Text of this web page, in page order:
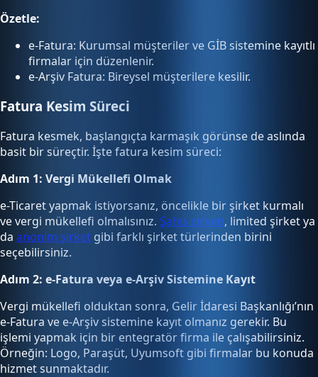
Özetle:
e-Fatura: Kurumsal müşteriler ve GİB sistemine kayıtlı
firmalar için düzenlenir.
e-Arşiv Fatura: Bireysel müşterilere kesilir.
Fatura Kesim Süreci
Fatura kesmek, başlangıçta karmaşık görünse de aslında
basit bir süreçtir. İşte fatura kesim süreci:
Adım 1: Vergi Mükellefi Olmak
e-Ticaret yapmak istiyorsanız, öncelikle bir şirket kurmalı
ve vergi mükellefi olmalısınız. Şahıs şirketi, limited şirket ya
da anonim şirket gibi farklı şirket türlerinden birini
seçebilirsiniz.
Adım 2: e-Fatura veya e-Arşiv Sistemine Kayıt
Vergi mükellefi olduktan sonra, Gelir İdaresi Başkanlığı’nın
e-Fatura ve e-Arşiv sistemine kayıt olmanız gerekir. Bu
işlemi yapmak için bir entegratör firma ile çalışabilirsiniz.
Örneğin: Logo, Paraşüt, Uyumsoft gibi firmalar bu konuda
hizmet sunmaktadır.